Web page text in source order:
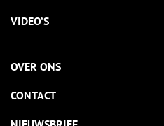
VIDEO’S
OVER ONS
CONTACT